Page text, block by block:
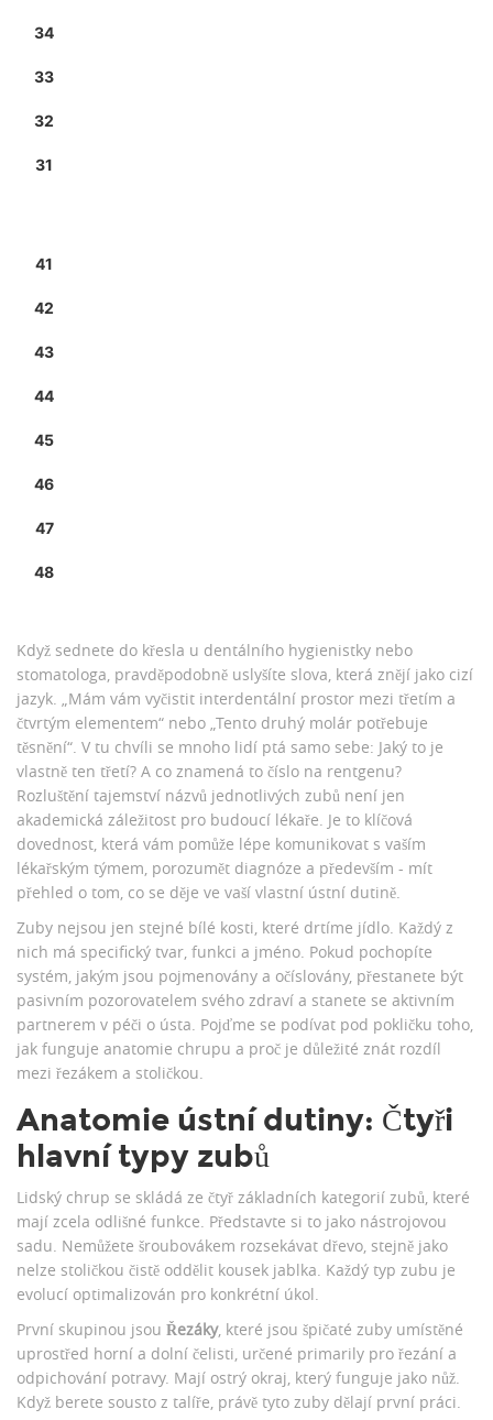
34
33
32
31
41
42
43
44
45
46
47
48
Když sednete do křesla u dentálního hygienistky nebo
stomatologa, pravděpodobně uslyšíte slova, která znějí jako cizí
jazyk. „Mám vám vyčistit interdentální prostor mezi třetím a
čtvrtým elementem“ nebo „Tento druhý molár potřebuje
těsnění“. V tu chvíli se mnoho lidí ptá samo sebe: Jaký to je
vlastně ten třetí? A co znamená to číslo na rentgenu?
Rozluštění tajemství názvů jednotlivých zubů není jen
akademická záležitost pro budoucí lékaře. Je to klíčová
dovednost, která vám pomůže lépe komunikovat s vaším
lékařským týmem, porozumět diagnóze a především - mít
přehled o tom, co se děje ve vaší vlastní ústní dutině.
Zuby nejsou jen stejné bílé kosti, které drtíme jídlo. Každý z
nich má specifický tvar, funkci a jméno. Pokud pochopíte
systém, jakým jsou pojmenovány a očíslovány, přestanete být
pasivním pozorovatelem svého zdraví a stanete se aktivním
partnerem v péči o ústa. Pojďme se podívat pod pokličku toho,
jak funguje anatomie chrupu a proč je důležité znát rozdíl
mezi řezákem a stoličkou.
Anatomie ústní dutiny: Čtyři
hlavní typy zubů
Lidský chrup se skládá ze čtyř základních kategorií zubů, které
mají zcela odlišné funkce. Představte si to jako nástrojovou
sadu. Nemůžete šroubovákem rozsekávat dřevo, stejně jako
nelze stoličkou čistě oddělit kousek jablka. Každý typ zubu je
evolucí optimalizován pro konkrétní úkol.
První skupinou jsou Řezáky, které jsou špičaté zuby umístěné
uprostřed horní a dolní čelisti, určené primarily pro řezání a
odpichování potravy. Mají ostrý okraj, který funguje jako nůž.
Když berete sousto z talíře, právě tyto zuby dělají první práci.